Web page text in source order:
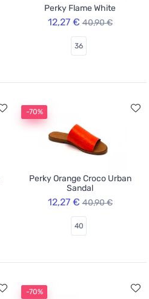
Perky Flame White
12,27 € 40,90 €
36
-70%
Perky Orange Croco Urban
Sandal
12,27 € 40,90 €
40
-70%